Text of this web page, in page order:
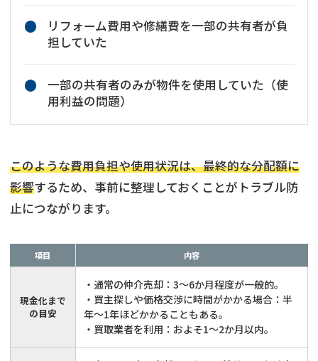
リフォーム費用や修繕費を一部の共有者が負
担していた
一部の共有者のみが物件を使用していた（使
用利益の問題）
このような費用負担や使用状況は、最終的な分配額に
影響するため、事前に整理しておくことがトラブル防
止につながります。
項目 内容
現金化まで
の目安
・通常の仲介売却：3〜6か月程度が一般的。
・買主探しや価格交渉に時間がかかる場合：半
年〜1年ほどかかることもある。
・買取業者を利用：およそ1〜2か月以内。